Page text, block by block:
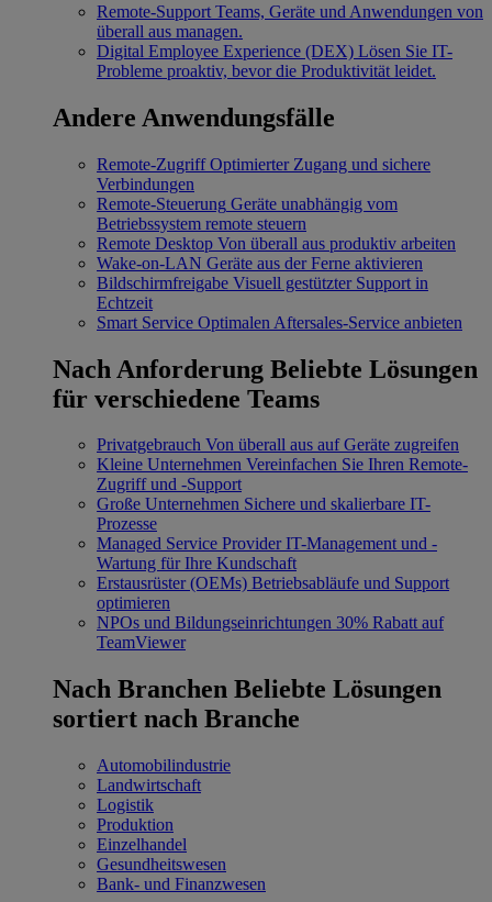
Remote-Support Teams, Geräte und Anwendungen von
überall aus managen.
Digital Employee Experience (DEX) Lösen Sie IT-
Probleme proaktiv, bevor die Produktivität leidet.
Andere Anwendungsfälle
Remote-Zugriff Optimierter Zugang und sichere
Verbindungen
Remote-Steuerung Geräte unabhängig vom
Betriebssystem remote steuern
Remote Desktop Von überall aus produktiv arbeiten
Wake-on-LAN Geräte aus der Ferne aktivieren
Bildschirmfreigabe Visuell gestützter Support in
Echtzeit
Smart Service Optimalen Aftersales-Service anbieten
Nach Anforderung Beliebte Lösungen
für verschiedene Teams
Privatgebrauch Von überall aus auf Geräte zugreifen
Kleine Unternehmen Vereinfachen Sie Ihren Remote-
Zugriff und -Support
Große Unternehmen Sichere und skalierbare IT-
Prozesse
Managed Service Provider IT-Management und -
Wartung für Ihre Kundschaft
Erstausrüster (OEMs) Betriebsabläufe und Support
optimieren
NPOs und Bildungseinrichtungen 30% Rabatt auf
TeamViewer
Nach Branchen Beliebte Lösungen
sortiert nach Branche
Automobilindustrie
Landwirtschaft
Logistik
Produktion
Einzelhandel
Gesundheitswesen
Bank- und Finanzwesen